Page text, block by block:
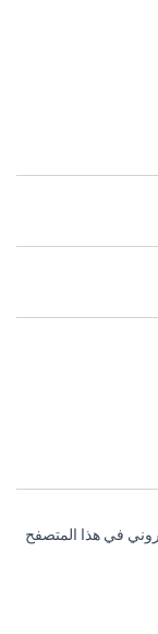
في هذا المتصفح